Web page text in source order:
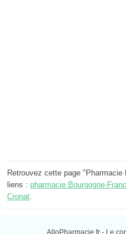
Retrouvez cette page
liens : pharmacie Bourgogne-
Cronat.
AlloPharmacie.fr - Le